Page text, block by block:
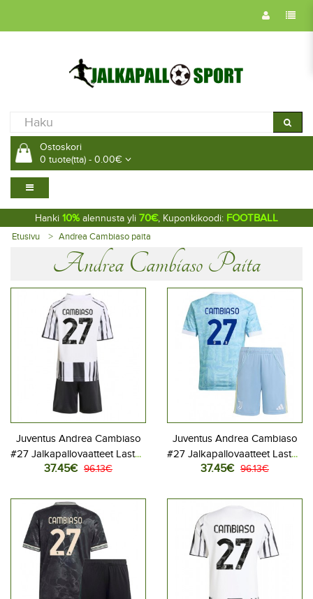
Ostoskori
0 tuote(tta) - 0.00€
Hanki 10% alennusta yli 70€, Kuponkikoodi: FOOTBALL
Etusivu Andrea Cambiaso paita
Andrea Cambiaso Paita
Juventus Andrea Cambiaso
#27 Jalkapallovaatteet Lasten
Kotipeliasu 2025-26
housut)
37.45€ 96.13€
Juventus Andrea Cambiaso
#27 Jalkapallovaatteet Lasten
Vieraspeliasu 2025-26
housut)
37.45€ 96.13€